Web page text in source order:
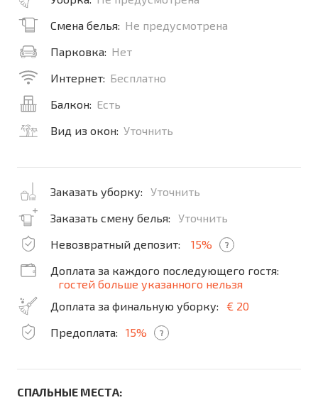
Смена белья: Не предусмотрена
Парковка: Нет
Интернет: Бесплатно
Балкон: Есть
Вид из окон: Уточнить
Заказать уборку:
Уточнить
Заказать смену белья:
Уточнить
Невозвратный депозит:
15% ?
Доплата за каждого последующего гостя:
гостей больше указанного нельзя
Доплата за финальную уборку:
€ 20
Предоплата:
15% ?
СПАЛЬНЫЕ МЕСТА: